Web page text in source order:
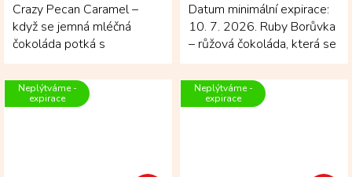
Crazy Pecan Caramel –
když se jemná mléčná
čokoláda potká s
pekanovými ořechy a
křupavým slaným
karamelem! Tabulka z...
Datum minimální expirace:
10. 7. 2026. Ruby Borůvka
– růžová čokoláda, která se
odlišuje půvabem i chutí. V
každém...
Neplýtváme -
expirace
Neplýtváme -
expirace